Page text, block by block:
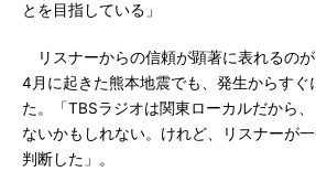
とを目指している」
リスナーからの信頼が顕著に表れるのが
4月に起きた熊本地震でも、発生からすぐ
た。「TBSラジオは関東ローカルだから
ないかもしれない。けれど、リスナーが
判断した」。